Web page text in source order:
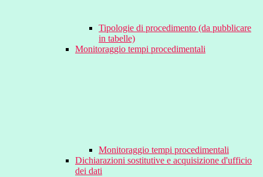
Tipologie di procedimento (da pubblicare
in tabelle)
Monitoraggio tempi procedimentali
Monitoraggio tempi procedimentali
Dichiarazioni sostitutive e acquisizione d'ufficio
dei dati